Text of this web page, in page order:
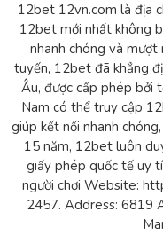
12bet 12vn.com là địa
12bet mới nhất không
nhanh chóng và
tuyến, 12bet đã khẳng
Âu, được cấp phép bởi
Nam có thể truy cập
giúp kết nối nhanh
15 năm, 12bet luôn
giấy phép quốc tế uy
người chơi Website:
2457. Address: 6819